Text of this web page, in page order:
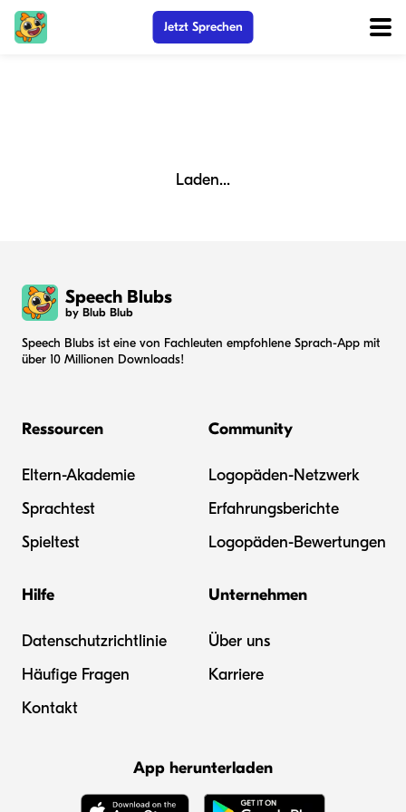
Jetzt Sprechen
Laden...
Speech Blubs
by Blub Blub
Speech Blubs ist eine von Fachleuten empfohlene Sprach-App mit
über 10 Millionen Downloads!
Ressourcen
Eltern-Akademie
Sprachtest
Spieltest
Community
Logopäden-Netzwerk
Erfahrungsberichte
Logopäden-Bewertungen
Hilfe
Datenschutzrichtlinie
Häufige Fragen
Kontakt
Unternehmen
Über uns
Karriere
App herunterladen